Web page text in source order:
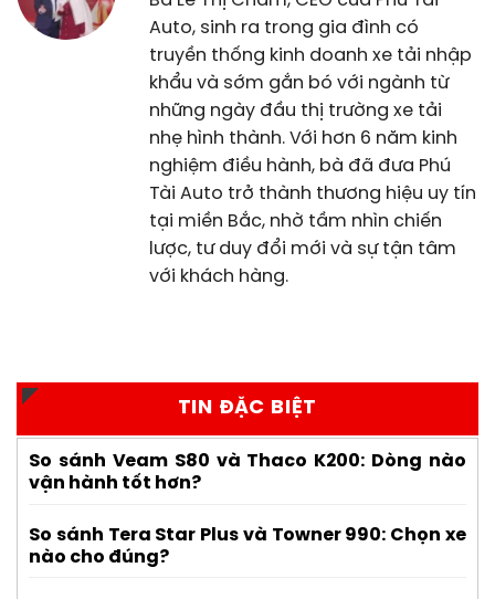
Auto, sinh ra trong gia đình có
truyền thống kinh doanh xe tải nhập
khẩu và sớm gắn bó với ngành từ
những ngày đầu thị trường xe tải
nhẹ hình thành. Với hơn 6 năm kinh
nghiệm điều hành, bà đã đưa Phú
Tài Auto trở thành thương hiệu uy tín
tại miền Bắc, nhờ tầm nhìn chiến
lược, tư duy đổi mới và sự tận tâm
với khách hàng.
TIN ĐẶC BIỆT
So sánh Veam S80 và Thaco K200: Dòng nào
vận hành tốt hơn?
So sánh Tera Star Plus và Towner 990: Chọn xe
nào cho đúng?